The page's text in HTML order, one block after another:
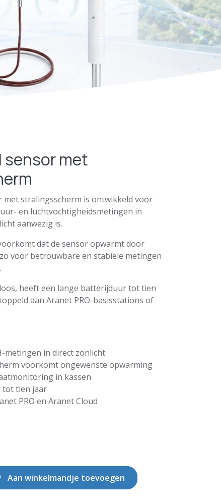
sensor met
met stralingsscherm is ontwikkeld voor
en luchtvochtigheidsmetingen in
aanwezig is.
dat de sensor opwarmt door
voor betrouwbare en stabiele metingen
heeft een lange batterijduur tot tien
aan Aranet PRO-basisstations of
metingen in direct zonlicht
voorkomt ongewenste opwarming
in kassen
tot tien jaar
PRO en Aranet Cloud
Aan winkelmandje toevoegen